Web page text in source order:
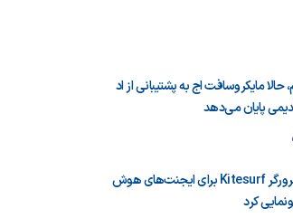
مایکروسافت اج به پشتیبانی از اد
پایان می‌دهد
کلادفلر از مرورگر Kitesurf برای ایجنت‌های هوش
کرد